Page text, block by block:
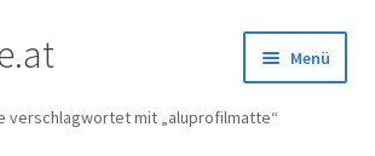
Menü
verschlagwortet mit „aluprofilmatte“